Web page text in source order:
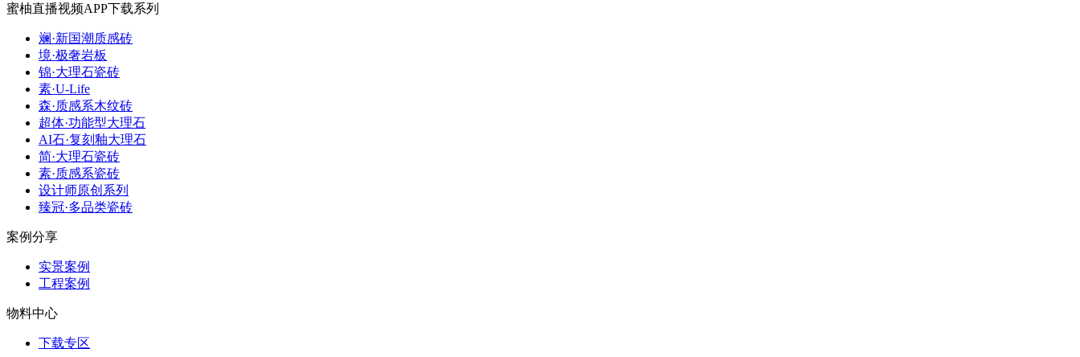
蜜柚直播视频APP下载系列
斓·新国潮质感砖
境·极奢岩板
锦·大理石瓷砖
素·U-Life
森·质感系木纹砖
超体·功能型大理石
AI石·复刻釉大理石
简·大理石瓷砖
素·质感系瓷砖
设计师原创系列
臻冠·多品类瓷砖
案例分享
实景案例
工程案例
物料中心
下载专区